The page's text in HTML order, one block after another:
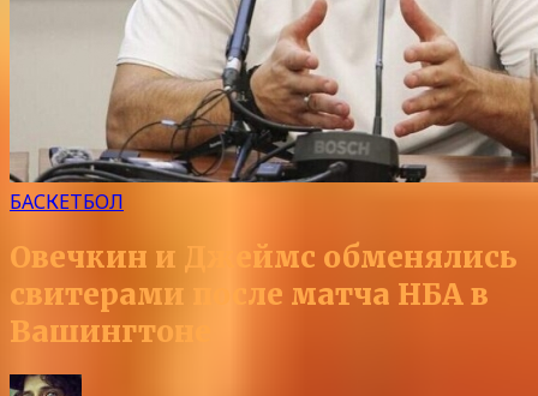
БАСКЕТБОЛ
Овечкин и Джеймс обменялись
свитерами после матча НБА в
Вашингтоне